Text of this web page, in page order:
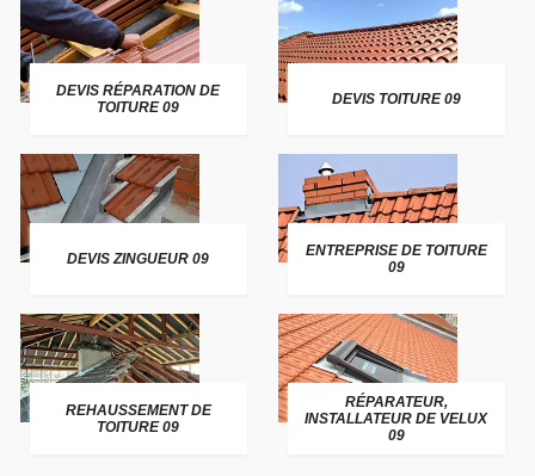
DEVIS RÉPARATION DE
TOITURE 09
DEVIS TOITURE 09
DEVIS ZINGUEUR 09
ENTREPRISE DE TOITURE
09
REHAUSSEMENT DE
TOITURE 09
RÉPARATEUR,
INSTALLATEUR DE VELUX
09